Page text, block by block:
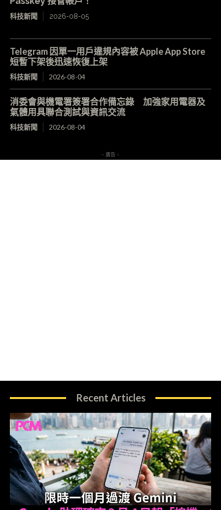
科技新聞 2026-08-05
Telegram 因單一用戶違規內容被 Apple App Store
短暫下架後迅速恢復上架
科技新聞 2026-08-04
消委會與機電署簽署合作備忘錄 加強家用電器及
氣體用具聯合測試與資訊交流
科技新聞 2026-08-04
- 廣告 -
Recent Articles